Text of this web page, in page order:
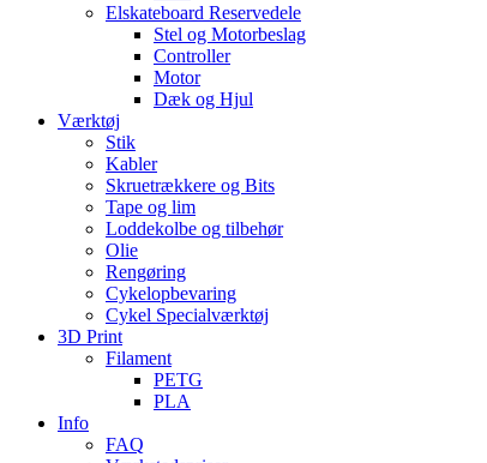
Elskateboard Reservedele
Stel og Motorbeslag
Controller
Motor
Dæk og Hjul
Værktøj
Stik
Kabler
Skruetrækkere og Bits
Tape og lim
Loddekolbe og tilbehør
Olie
Rengøring
Cykelopbevaring
Cykel Specialværktøj
3D Print
Filament
PETG
PLA
Info
FAQ